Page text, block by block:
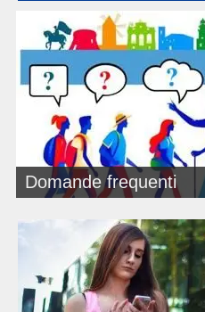
Domande frequenti